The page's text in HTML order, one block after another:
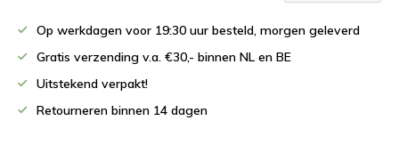
Op werkdagen voor 19:30 uur besteld, morgen geleverd
Gratis verzending v.a. €30,- binnen NL en BE
Uitstekend verpakt!
Retourneren binnen 14 dagen